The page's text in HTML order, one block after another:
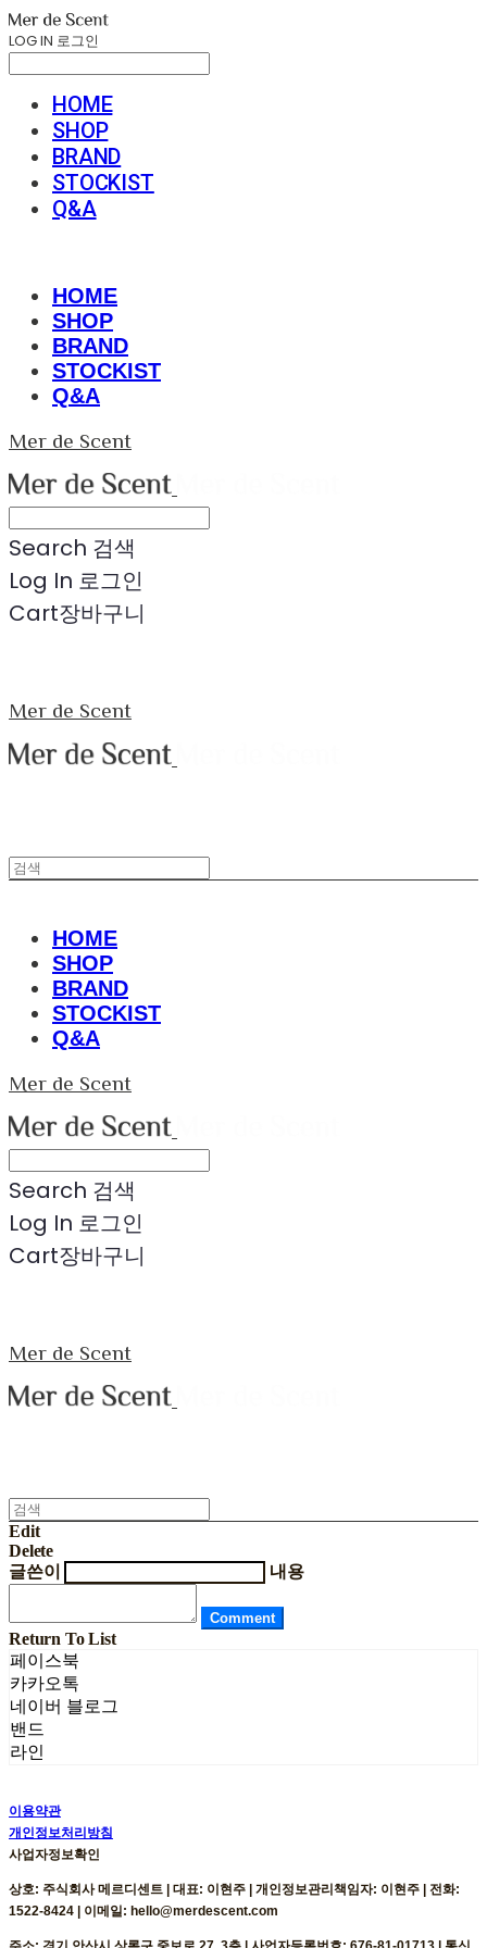
LOG IN 로그인
HOME
SHOP
BRAND
STOCKIST
Q&A
HOME
SHOP
BRAND
STOCKIST
Q&A
Mer de Scent
Search 검색
Log In 로그인
Cart장바구니
Mer de Scent
HOME
SHOP
BRAND
STOCKIST
Q&A
Mer de Scent
Search 검색
Log In 로그인
Cart장바구니
Mer de Scent
Edit
Delete
글쓴이
내용
Comment
Return To List
페이스북
카카오톡
네이버 블로그
밴드
라인
이용약관
개인정보처리방침
사업자정보확인
상호: 주식회사 메르디센트 | 대표: 이현주 | 개인정보관리책임자: 이현주 | 전화:
1522-8424 | 이메일: hello@merdescent.com